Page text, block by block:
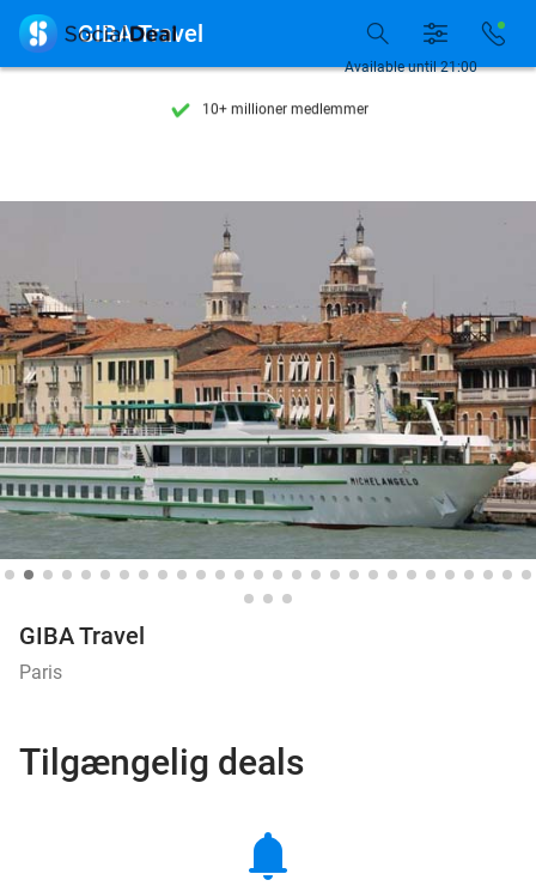
Tilgængelig 7 dage om ugen
10+ millioner medlemmer
Tilgængelig 7 dage om ugen
10+ millioner medlemmer
Available until 21:00
 GIBA Travel
GIBA Travel
Paris
Tilgængelig deals
notifications